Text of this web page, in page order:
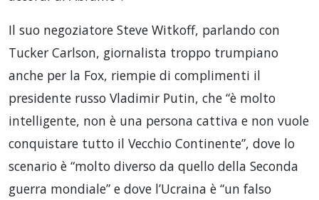
Il suo negoziatore Steve Witkoff, parlando con
Tucker Carlson, giornalista troppo trumpiano
anche per la Fox, riempie di complimenti il
presidente russo Vladimir Putin, che “è molto
intelligente, non è una persona cattiva e non vuole
conquistare tutto il Vecchio Continente”, dove lo
scenario è “molto diverso da quello della Seconda
guerra mondiale” e dove l’Ucraina è “un falso